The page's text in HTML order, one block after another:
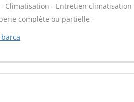
- Entretien climatisation
complète ou partielle -